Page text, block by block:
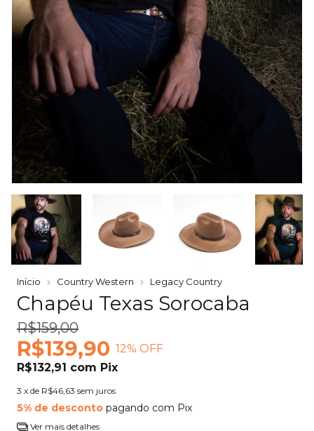
Início Country Western Legacy Country
Chapéu Texas Sorocaba
R$159,00
R$139,90 12% OFF
R$132,91 com Pix
3 x de R$46,63 sem juros
5% de desconto pagando com Pix
Ver mais detalhes